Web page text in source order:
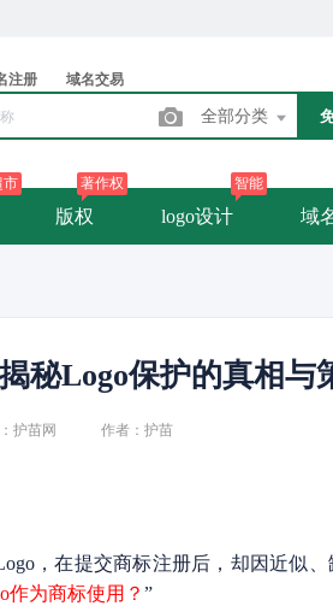
注册 域名交易
全部分类
市
版权
著作权
logo设计
智能
域
秘Logo保护的真相与
护苗网 作者：护苗
，在提交商标注册后，却因近似
作为商标使用？ ”